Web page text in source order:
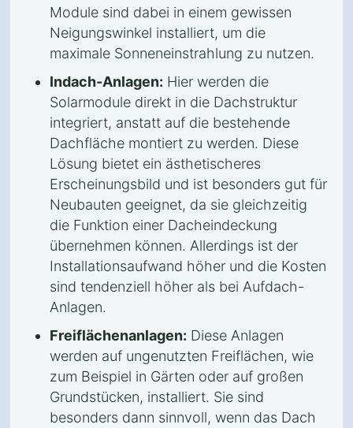
Module sind dabei in einem gewissen
Neigungswinkel installiert, um die
maximale Sonneneinstrahlung zu nutzen.
Indach-Anlagen: Hier werden die
Solarmodule direkt in die Dachstruktur
integriert, anstatt auf die bestehende
Dachfläche montiert zu werden. Diese
Lösung bietet ein ästhetischeres
Erscheinungsbild und ist besonders gut für
Neubauten geeignet, da sie gleichzeitig
die Funktion einer Dacheindeckung
übernehmen können. Allerdings ist der
Installationsaufwand höher und die Kosten
sind tendenziell höher als bei Aufdach-
Anlagen.
Freiflächenanlagen: Diese Anlagen
werden auf ungenutzten Freiflächen, wie
zum Beispiel in Gärten oder auf großen
Grundstücken, installiert. Sie sind
besonders dann sinnvoll, wenn das Dach